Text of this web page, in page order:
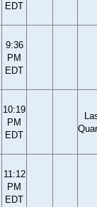
EDT
9:36
PM
EDT
10:19
PM
EDT
11:12
PM
EDT